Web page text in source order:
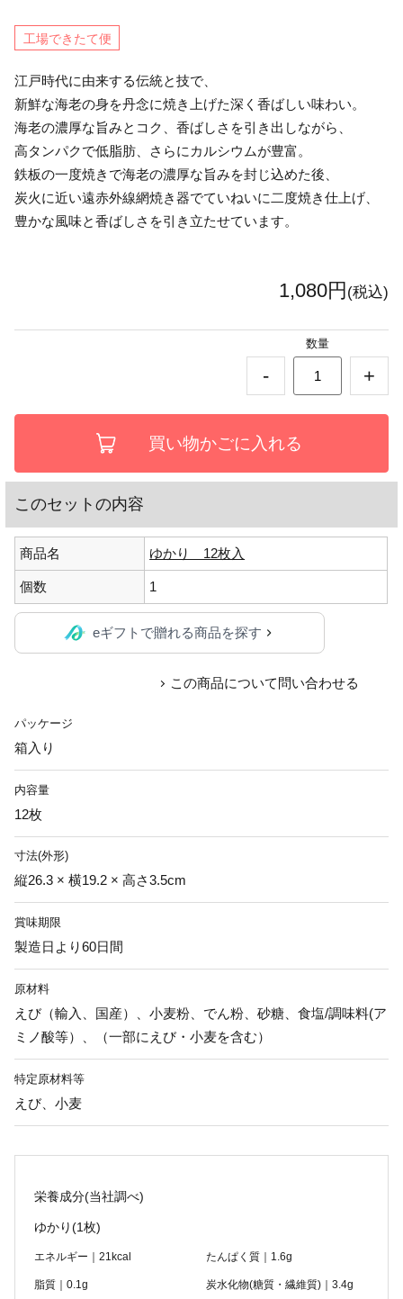
工場できたて便
江戸時代に由来する伝統と技で、
新鮮な海老の身を丹念に焼き上げた深く香ばしい味わい。
海老の濃厚な旨みとコク、香ばしさを引き出しながら、
高タンパクで低脂肪、さらにカルシウムが豊富。
鉄板の一度焼きで海老の濃厚な旨みを封じ込めた後、
炭火に近い遠赤外線網焼き器でていねいに二度焼き仕上げ、
豊かな風味と香ばしさを引き立たせています。
1,080円 (税込)
-
数量
+
このセットの内容
商品名 ゆかり 12枚入
個数 1
eギフトで贈れる商品を探す
この商品について問い合わせる
パッケージ
箱入り
内容量
12枚
寸法(外形)
縦26.3 × 横19.2 × 高さ3.5cm
賞味期限
製造日より60日間
原材料
えび（輸入、国産）、小麦粉、でん粉、砂糖、食塩/調味料(ア
ミノ酸等）、（一部にえび・小麦を含む）
特定原材料等
えび、小麦
栄養成分(当社調べ)
ゆかり(1枚)
エネルギー｜21kcal たんぱく質｜1.6g
脂質｜0.1g 炭水化物(糖質・繊維質)｜3.4g